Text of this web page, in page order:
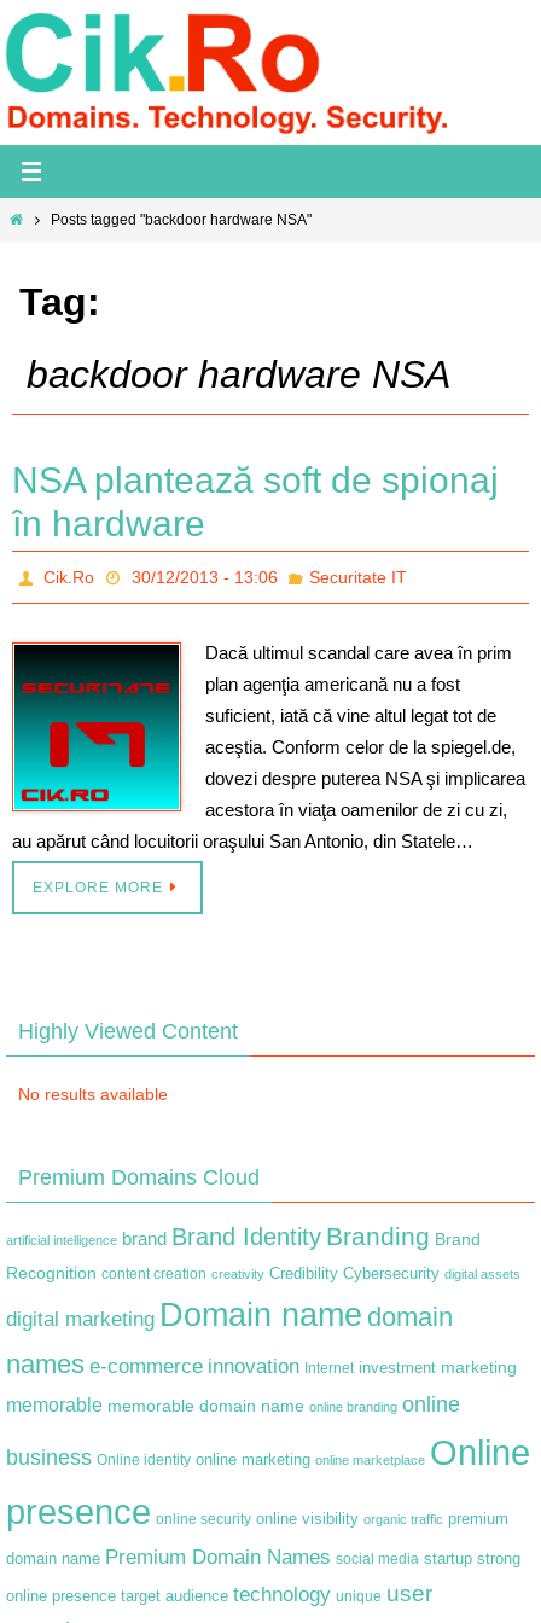
Skip
to
content
HomePosts tagged "backdoor hardware NSA"
Tag:
backdoor hardware NSA
NSA plantează soft de spionaj
în hardware
Cik.Ro 30/12/2013 - 13:06 Securitate IT
Dacă ultimul scandal care avea în prim
plan agenţia americană nu a fost
suficient, iată că vine altul legat tot de
aceştia. Conform celor de la spiegel.de,
dovezi despre puterea NSA şi implicarea
acestora în viaţa oamenilor de zi cu zi,
au apărut când locuitorii oraşului San Antonio, din Statele…
EXPLORE MORE
Highly Viewed Content
No results available
Premium Domains Cloud
artificial intelligence brand Brand Identity Branding Brand
Recognition content creation creativity Credibility Cybersecurity digital assets
digital marketing Domain name domain
names e-commerce innovation Internet investment marketing
memorable memorable domain name online branding online
business Online identity online marketing online marketplace Online
presence online security online visibility organic traffic premium
domain name Premium Domain Names social media startup strong
online presence target audience technology unique user